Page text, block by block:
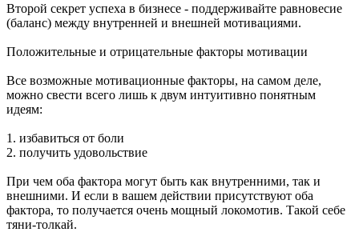
Второй секрет успеха в бизнесе - поддерживайте равновесие
(баланс) между внутренней и внешней мотивациями.
Положительные и отрицательные факторы мотивации
Все возможные мотивационные факторы, на самом деле,
можно свести всего лишь к двум интуитивно понятным
идеям:
1. избавиться от боли
2. получить удовольствие
При чем оба фактора могут быть как внутренними, так и
внешними. И если в вашем действии присутствуют оба
фактора, то получается очень мощный локомотив. Такой себе
тяни-толкай.